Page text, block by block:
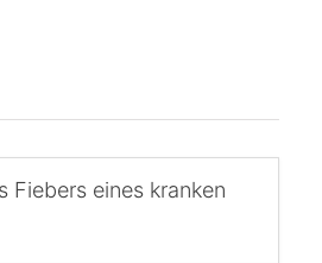
Fiebers eines kranken